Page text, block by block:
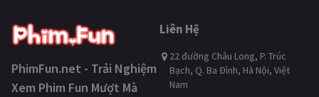
PhimFun.net - Trải Nghiệm
Xem Phim Fun Mượt Mà
Liên Hệ
22 đường Châu Long, P. Trúc
Bạch, Q. Ba Đình, Hà Nội, Việt
Nam